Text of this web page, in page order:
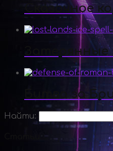
Сказочное
Затерянные
Битва за
Найти: